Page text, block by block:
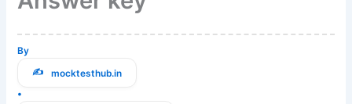
By
mocktesthub.in
•